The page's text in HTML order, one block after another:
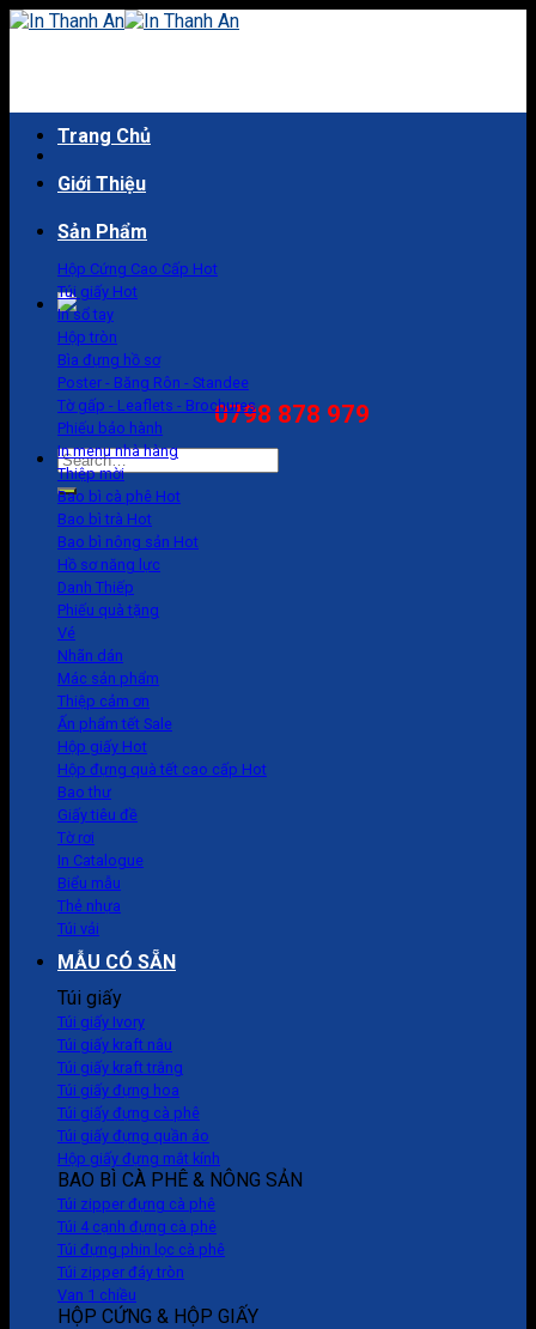
Skip
0798 878 979
Search
for:
Trang Chủ
Giới Thiệu
Sản Phẩm
Hộp Cứng Cao Cấp
Túi giấy
In sổ tay
Hộp tròn
Bìa đựng hồ sơ
Poster - Băng Rôn - Standee
Tờ gấp - Leaflets - Brochures
Phiếu bảo hành
In menu nhà hàng
Thiệp mời
Bao bì cà phê
Bao bì trà
Bao bì nông sản
Hồ sơ năng lực
Danh Thiếp
Phiếu quà tặng
Vé
Nhãn dán
Mác sản phẩm
Thiệp cảm ơn
Ấn phẩm tết
Hộp giấy
Hộp đựng quà tết cao cấp
Bao thư
Giấy tiêu đề
Tờ rơi
In Catalogue
Biểu mẫu
Thẻ nhựa
Túi vải
MẪU CÓ SẴN
Túi giấy
Túi giấy Ivory
Túi giấy kraft nâu
Túi giấy kraft trắng
Túi giấy đựng hoa
Túi giấy đựng cà phê
Túi giấy đựng quần áo
Hộp giấy đựng mắt kính
BAO BÌ CÀ PHÊ & NÔNG SẢN
Túi zipper đựng cà phê
Túi 4 cạnh đựng cà phê
Túi đựng phin lọc cà phê
Túi zipper đáy tròn
Van 1 chiều
HỘP CỨNG & HỘP GIẤY